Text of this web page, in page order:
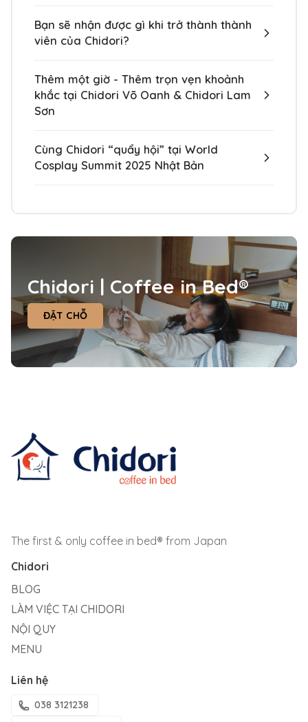
Bạn sẽ nhận được gì khi trở thành thành
viên của Chidori?
Thêm một giờ - Thêm trọn vẹn khoảnh
khắc tại Chidori Võ Oanh & Chidori Lam
Sơn
Cùng Chidori “quẩy hội” tại World
Cosplay Summit 2025 Nhật Bản
Chidori | Coffee in Bed®
ĐẶT CHỖ
The first & only coffee in bed® from Japan
Chidori
BLOG
LÀM VIỆC TẠI CHIDORI
NỘI QUY
MENU
Liên hệ
038 3121238